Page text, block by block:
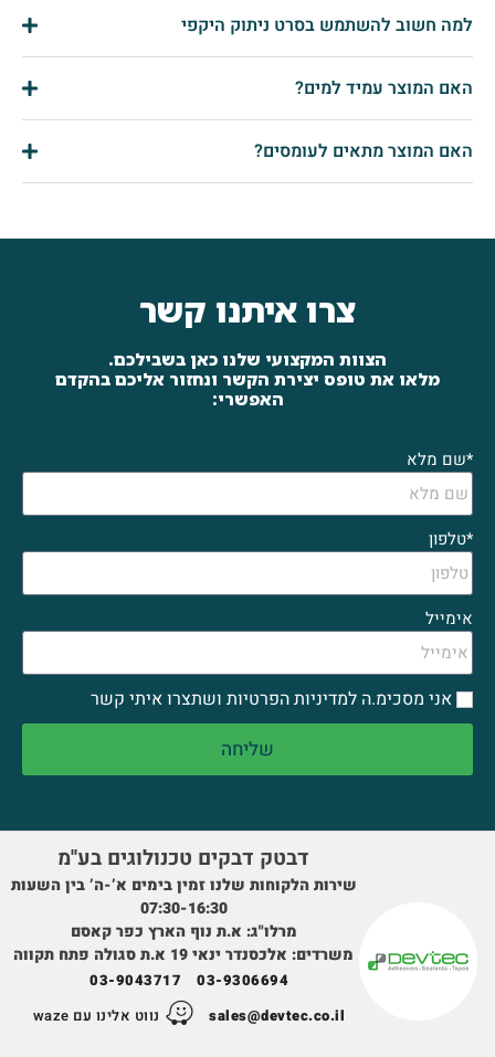
למה חשוב להשתמש בסרט ניתוק היקפי
האם המוצר עמיד למים?
האם המוצר מתאים לעומסים?
צרו איתנו קשר
הצוות המקצועי שלנו כאן בשבילכם.
מלאו את טופס יצירת הקשר ונחזור אליכם בהקדם
האפשרי:
*שם מלא
*טלפון
אימייל
אני מסכימ.ה למדיניות הפרטיות ושתצרו איתי קשר
שליחה
דבטק דבקים טכנולוגים בע''מ
שירות הלקוחות שלנו זמין בימים א’-ה’ בין השעות
07:30-16:30
מרלו"ג: א.ת נוף הארץ כפר קאסם
משרדים: אלכסנדר ינאי 19 א.ת סגולה פתח תקווה
03-9306694
03-9043717
sales@devtec.co.il
נווט אלינו עם waze